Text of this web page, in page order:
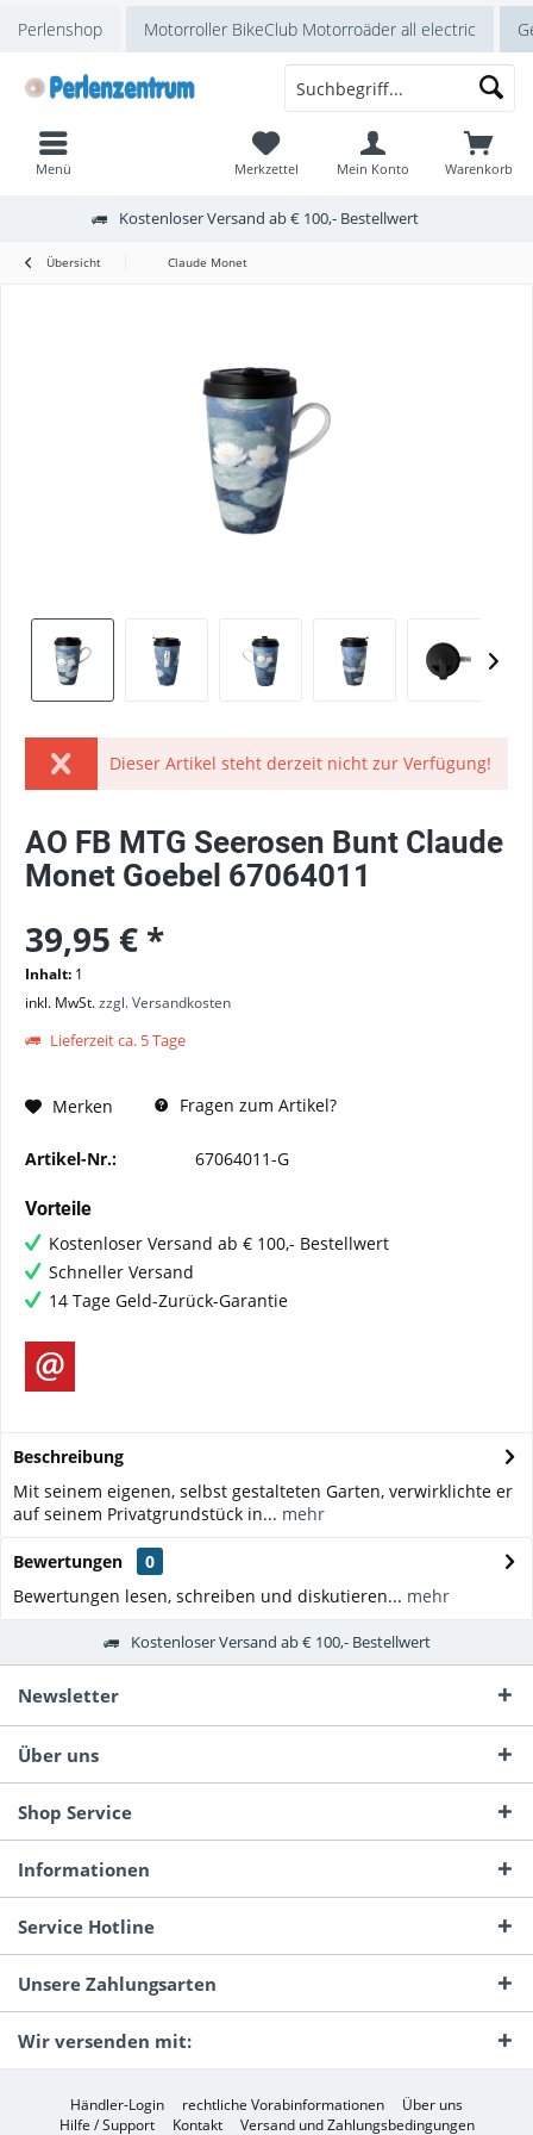
Perlenshop Motorroller BikeClub Motorroäder all electric
Kostenloser Versand ab € 100,- Bestellwert
Warenkorb
Merkzettel Mein Konto
Menü
Übersicht Claude Monet
Dieser Artikel steht derzeit nicht zur Verfügung!
AO FB MTG Seerosen Bunt Claude
Monet Goebel 67064011
39,95 € *
Inhalt: 1
inkl. MwSt.zzgl. Versandkosten
Lieferzeit ca. 5 Tage
Merken Fragen zum Artikel?
Artikel-Nr.: 67064011-G
Vorteile
Kostenloser Versand ab € 100,- Bestellwert
Schneller Versand
14 Tage Geld-Zurück-Garantie
Beschreibung
Mit seinem eigenen, selbst gestalteten Garten, verwirklichte er
auf seinem Privatgrundstück in... mehr
Bewertungen
0
Bewertungen lesen, schreiben und diskutieren... mehr
Kostenloser Versand ab € 100,- Bestellwert
Newsletter
Über uns
Shop Service
Informationen
Service Hotline
Unsere Zahlungsarten
Wir versenden mit:
Händler-Login rechtliche Vorabinformationen
Über uns
Hilfe / Support
Kontakt Versand und Zahlungsbedingungen